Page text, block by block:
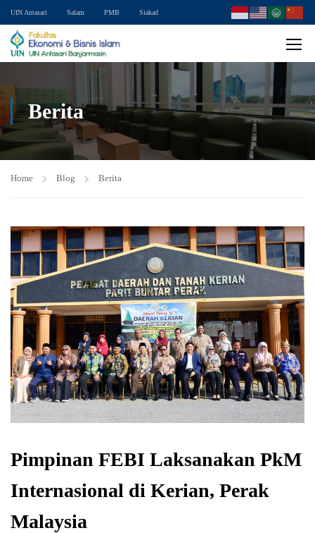
UIN Antasari Salam PMB Siakad
Berita
Home Blog Berita
Pimpinan FEBI Laksanakan PkM
Internasional di Kerian, Perak
Malaysia